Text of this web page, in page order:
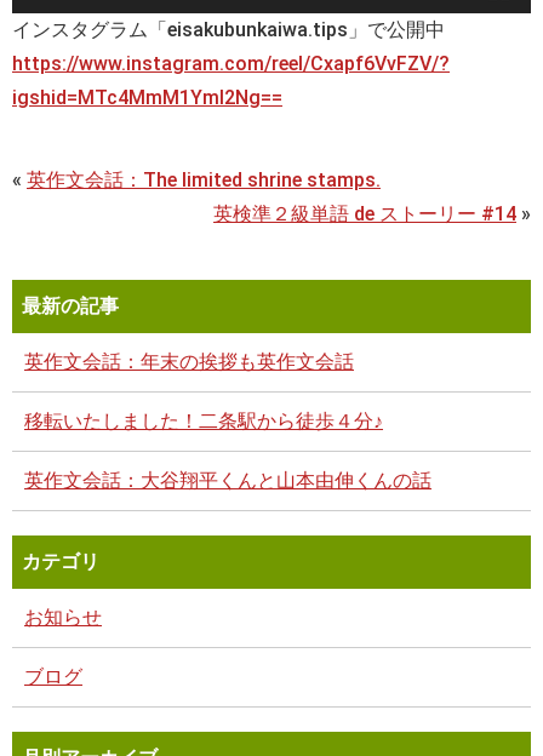
インスタグラム「eisakubunkaiwa.tips」で公開中
https://www.instagram.com/reel/Cxapf6VvFZV/?
igshid=MTc4MmM1YmI2Ng==
« 英作文会話：The limited shrine stamps.
英検準２級単語 de ストーリー #14 »
最新の記事
英作文会話：年末の挨拶も英作文会話
移転いたしました！二条駅から徒歩４分♪
英作文会話：大谷翔平くんと山本由伸くんの話
カテゴリ
お知らせ
ブログ